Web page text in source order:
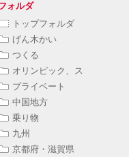
ォルダ
トップフォルダ
げん木かい
つくる
オリンピック、ス
プライベート
中国地方
乗り物
九州
京都府・滋賀県